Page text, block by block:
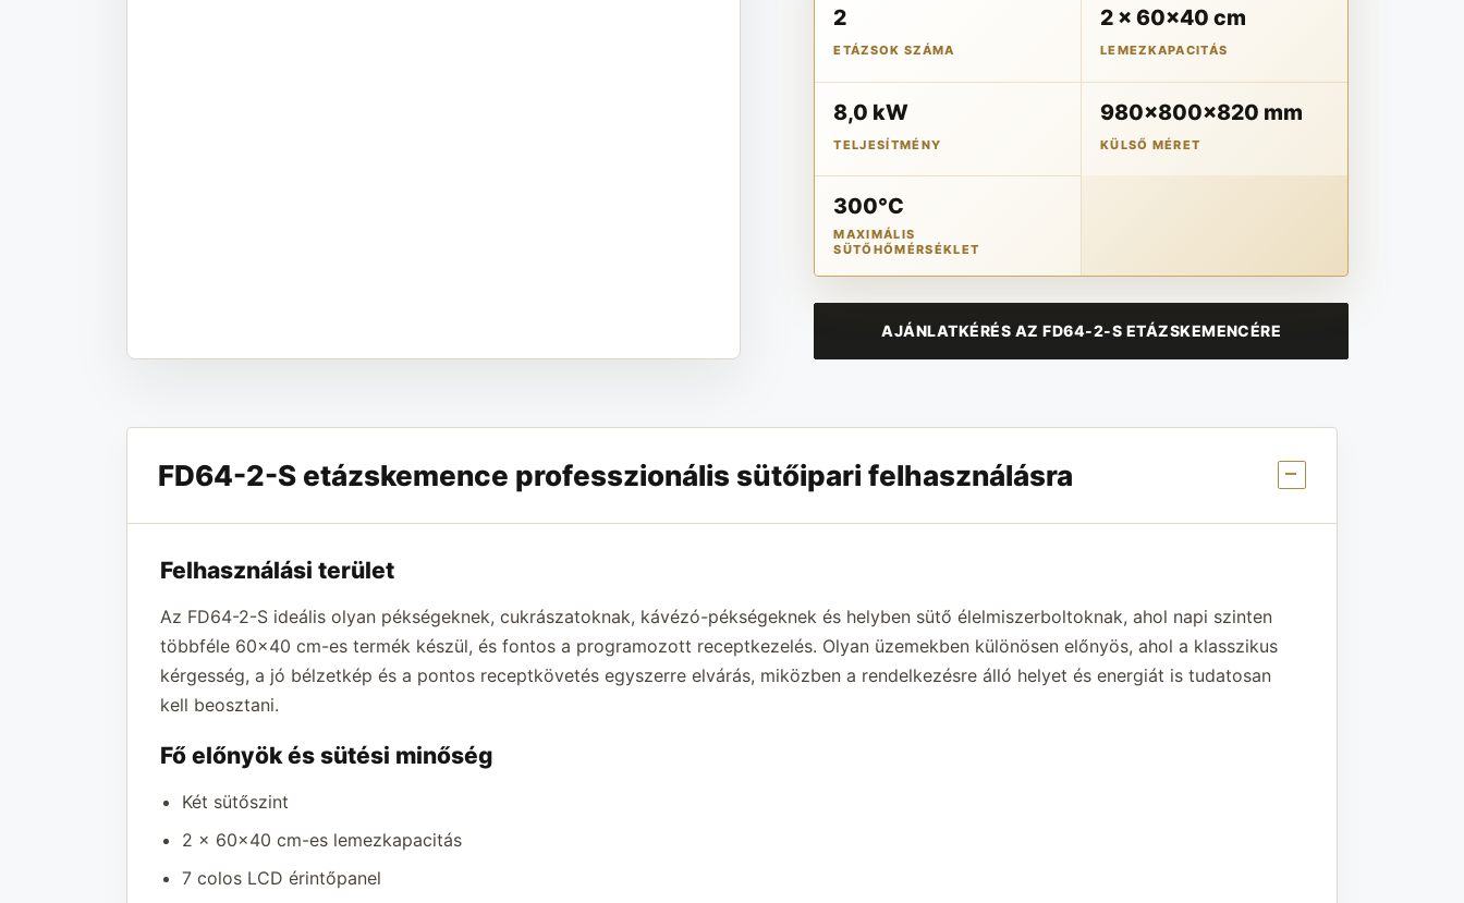
2
ETÁZSOK SZÁMA
2 x 60x40 cm
LEMEZKAPACITÁS
8,0 kW
TELJESÍTMÉNY
980x800x820 mm
KÜLSŐ MÉRET
300°C
MAXIMÁLIS
SÜTŐHŐMÉRSÉKLET
AJÁNLATKÉRÉS AZ FD64-2-S ETÁZSKEMENCÉRE
FD64-2-S etázskemence professzionális sütőipari felhasználásra
Felhasználási terület
Az FD64-2-S ideális olyan pékségeknek, cukrászatoknak, kávézó-pékségeknek és helyben sütő élelmiszerboltoknak, ahol napi szinten
többféle 60x40 cm-es termék készül, és fontos a programozott receptkezelés. Olyan üzemekben különösen előnyös, ahol a klasszikus
kérgesség, a jó bélzetkép és a pontos receptkövetés egyszerre elvárás, miközben a rendelkezésre álló helyet és energiát is tudatosan
kell beosztani.
Fő előnyök és sütési minőség
Két sütőszint
2 x 60x40 cm-es lemezkapacitás
7 colos LCD érintőpanel